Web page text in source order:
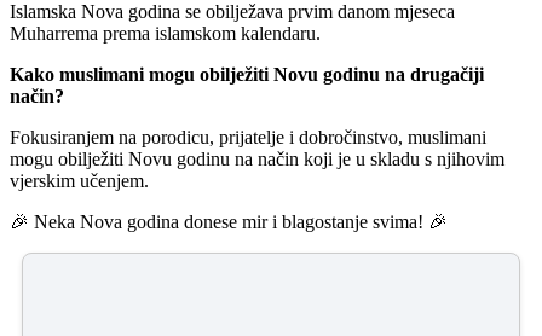
Islamska Nova godina se obilježava prvim danom mjeseca
Muharrema prema islamskom kalendaru.
Kako muslimani mogu obilježiti Novu godinu na drugačiji
način?
Fokusiranjem na porodicu, prijatelje i dobročinstvo, muslimani
mogu obilježiti Novu godinu na način koji je u skladu s njihovim
vjerskim učenjem.
🎉 Neka Nova godina donese mir i blagostanje svima! 🎉